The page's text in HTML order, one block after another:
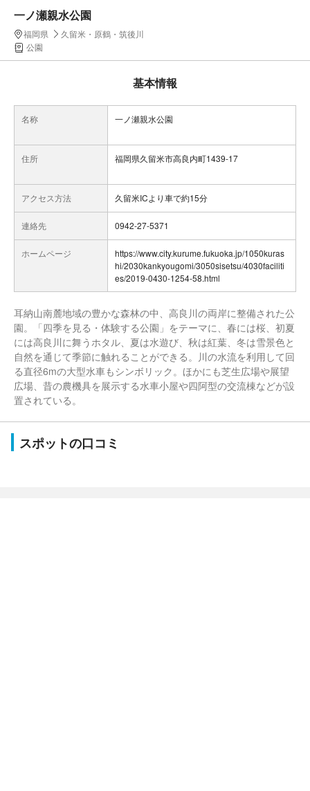
一ノ瀬親水公園
福岡県
久留米・原鶴・筑後川
公園
基本情報
名称 一ノ瀬親水公園
住所 福岡県久留米市高良内町1439-17
アクセス方法 久留米ICより車で約15分
連絡先 0942-27-5371
ホームページ
https://www.city.kurume.fukuoka.jp/1050kuras
hi/2030kankyougomi/3050sisetsu/4030faciliti
es/2019-0430-1254-58.html
耳納山南麓地域の豊かな森林の中、高良川の両岸に整備された公
園。「四季を見る・体験する公園」をテーマに、春には桜、初夏
には高良川に舞うホタル、夏は水遊び、秋は紅葉、冬は雪景色と
自然を通じて季節に触れることができる。川の水流を利用して回
る直径6mの大型水車もシンボリック。ほかにも芝生広場や展望
広場、昔の農機具を展示する水車小屋や四阿型の交流棟などが設
置されている。
スポットの口コミ